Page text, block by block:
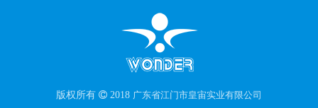
版权所有  2018 广东省江门市皇宙实业有限公司